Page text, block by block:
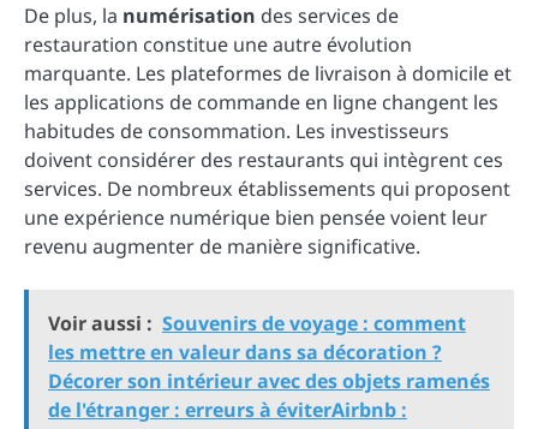
De plus, la numérisation des services de
restauration constitue une autre évolution
marquante. Les plateformes de livraison à domicile et
les applications de commande en ligne changent les
habitudes de consommation. Les investisseurs
doivent considérer des restaurants qui intègrent ces
services. De nombreux établissements qui proposent
une expérience numérique bien pensée voient leur
revenu augmenter de manière significative.
Voir aussi : Souvenirs de voyage : comment
les mettre en valeur dans sa décoration ?
Décorer son intérieur avec des objets ramenés
de l'étranger : erreurs à éviterAirbnb :